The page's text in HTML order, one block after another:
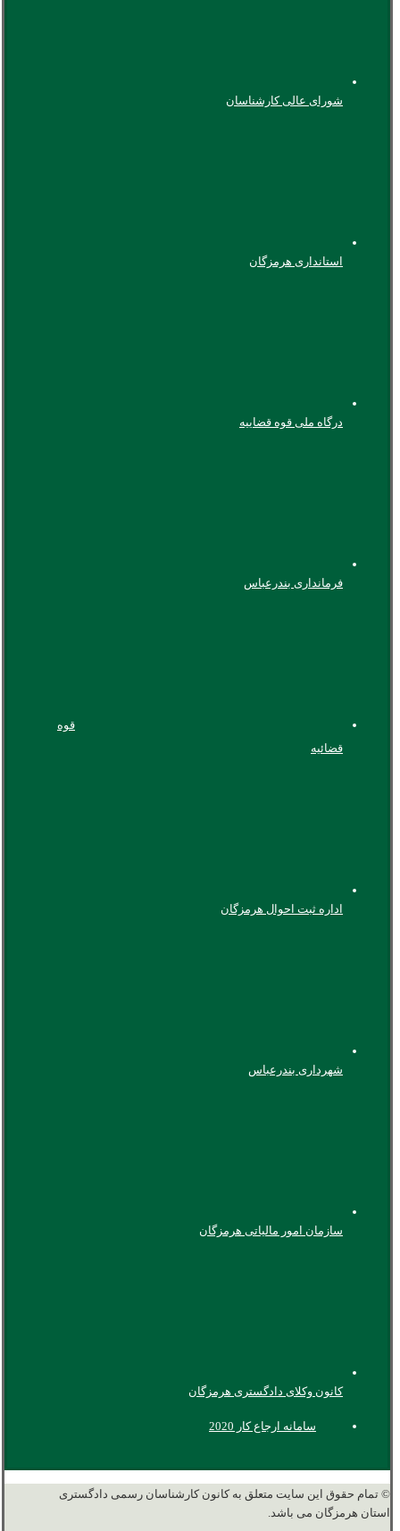
شورای عالی کارشناسان
استانداری هرمزگان
درگاه ملی قوه قضاییه
فرمانداری بندرعباس
قوه
قضائیه
اداره ثبت احوال هرمزگان
شهرداری بندرعباس
سازمان امور مالیاتی هرمزگان
کانون وکلای دادگستری هرمزگان
سامانه ارجاع کار 2020
© تمام حقوق این سایت متعلق به کانون کارشناسان رسمی دادگستری
استان هرمزگان می باشد.